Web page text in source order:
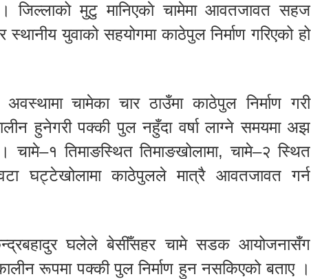
जिल्लाको मुटु मानिएकाे चामेमा आवतजावत सहज
स्थानीय युवाको सहयोगमा काठेपुल निर्माण गरिएको हो
चामेका चार ठाउँमा काठेपुल निर्माण गरी
हुनेगरी पक्की पुल नहुँदा वर्षा लाग्ने समयमा अझ
तिमाङस्थित तिमाङखोलामा, चामे–२ स्थित
घट्टेखोलामा काठेपुलले मात्रै आवतजावत गर्न
घलेले बेसीँसहर चामे सडक आयोजनासँग
रूपमा पक्की पुल निर्माण हुन नसकिएको बताए ।